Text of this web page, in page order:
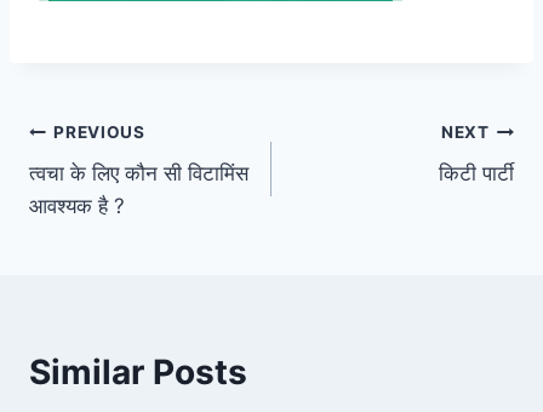
Post
navigation
PREVIOUS
त्वचा के लिए कौन सी विटामिंस
आवश्यक है ?
NEXT
किटी पार्टी
Similar Posts